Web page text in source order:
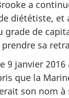
a
diététiste, et
grade de
sa
9 janvier 2016
que la
son nom à